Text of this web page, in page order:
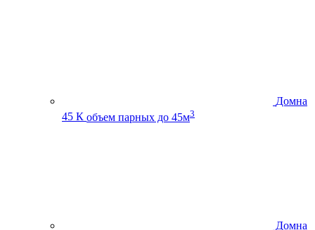
Домна
45 К объем парных до 45м3
Домна